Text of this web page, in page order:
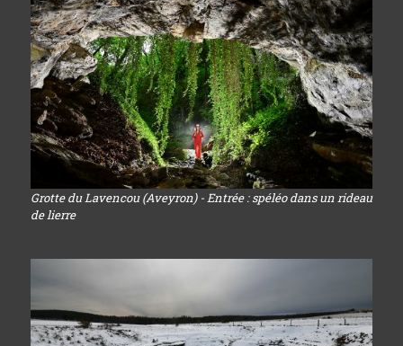
Grotte du Lavencou (Aveyron) - Entrée : spéléo dans un rideau
de lierre